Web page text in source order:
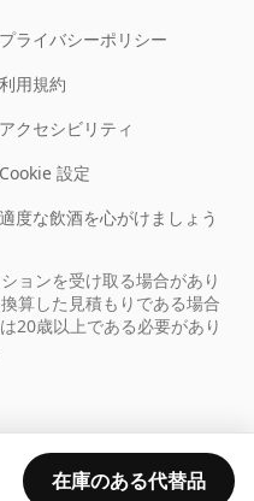
在庫のある代替品
プライバシーポリシー
利用規約
アクセシビリティ
Cookie 設定
適度な飲酒を心がけましょう
ョンを受け取る場合があり
算した見積もりである場合
20歳以上である必要があり